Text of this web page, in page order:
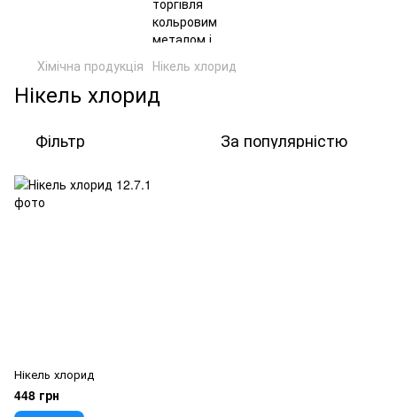
Хімічна продукція Нікель хлорид
Нікель хлорид
Фільтр За популярністю
Нікель хлорид
448 грн